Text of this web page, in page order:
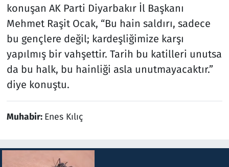
konuşan AK Parti Diyarbakır İl Başkanı
Mehmet Raşit Ocak, “Bu hain saldırı, sadece
bu gençlere değil; kardeşliğimize karşı
yapılmış bir vahşettir. Tarih bu katilleri unutsa
da bu halk, bu hainliği asla unutmayacaktır.”
diye konuştu.
Muhabir: Enes Kılıç